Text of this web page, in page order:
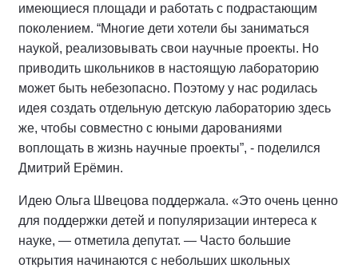
имеющиеся площади и работать с подрастающим
поколением. “Многие дети хотели бы заниматься
наукой, реализовывать свои научные проекты. Но
приводить школьников в настоящую лабораторию
может быть небезопасно. Поэтому у нас родилась
идея создать отдельную детскую лабораторию здесь
же, чтобы совместно с юными дарованиями
воплощать в жизнь научные проекты”, - поделился
Дмитрий Ерёмин.
Идею Ольга Швецова поддержала. «Это очень ценно
для поддержки детей и популяризации интереса к
науке, — отметила депутат. — Часто большие
открытия начинаются с небольших школьных